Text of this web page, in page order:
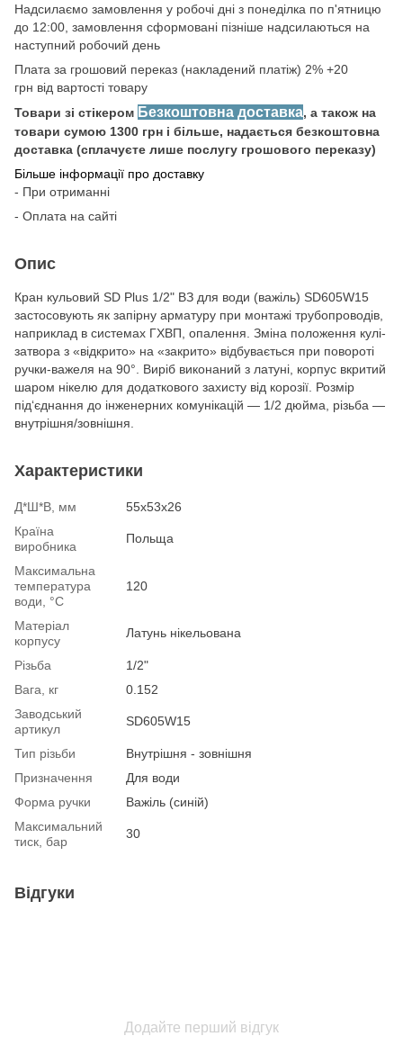
Надсилаємо замовлення у робочі дні з понеділка по п'ятницю
до 12:00, замовлення сформовані пізніше надсилаються на
наступний робочий день
Плата за грошовий переказ (накладений платіж) 2% +20
грн від вартості товару
Товари зі стікером Безкоштовна доставка, а також на
товари сумою 1300 грн і більше, надається безкоштовна
доставка (сплачуєте лише послугу грошового переказу)
Більше інформації про доставку
- При отриманні
- Оплата на сайті
Опис
Кран кульовий SD Plus 1/2" ВЗ для води (важіль) SD605W15
застосовують як запірну арматуру при монтажі трубопроводів,
наприклад в системах ГХВП, опалення. Зміна положення кулі-
затвора з «відкрито» на «закрито» відбувається при повороті
ручки-важеля на 90°. Виріб виконаний з латуні, корпус вкритий
шаром нікелю для додаткового захисту від корозії. Розмір
під‘єднання до інженерних комунікацій — 1/2 дюйма, різьба —
внутрішня/зовнішня.
Характеристики
Д*Ш*В, мм
55х53х26
Країна
виробника
Польща
Максимальна
температура
води, °С
120
Матеріал
корпусу
Латунь нікельована
Різьба
1/2"
Вага, кг
0.152
Заводський
артикул
SD605W15
Тип різьби
Внутрішня - зовнішня
Призначення
Для води
Форма ручки
Важіль (синій)
Максимальний
тиск, бар
30
Відгуки
Додайте перший відгук